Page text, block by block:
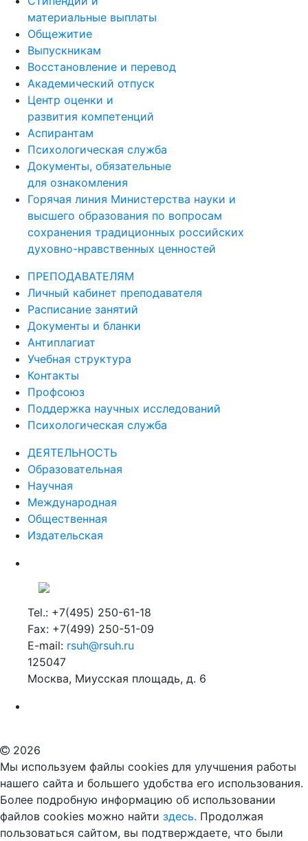
материальные выплаты
Общежитие
Выпускникам
Восстановление и перевод
Академический отпуск
Центр оценки и
развития компетенций
Аспирантам
Психологическая служба
Документы, обязательные
для ознакомления
Горячая линия Министерства науки и
высшего образования по вопросам
сохранения традиционных российских
духовно-нравственных ценностей
ПРЕПОДАВАТЕЛЯМ
Личный кабинет преподавателя
Расписание занятий
Документы и бланки
Антиплагиат
Учебная структура
Контакты
Профсоюз
Поддержка научных исследований
Психологическая служба
ДЕЯТЕЛЬНОСТЬ
Образовательная
Научная
Международная
Общественная
Издательская
Tel.: +7(495) 250-61-18
Fax: +7(499) 250-51-09
E-mail: rsuh@rsuh.ru
125047
Москва, Миусская площадь, д. 6
2026
Мы используем файлы cookies для улучшения работы
нашего сайта и большего удобства его использования.
Более подробную информацию об использовании
файлов cookies можно найти здесь. Продолжая
пользоваться сайтом, вы подтверждаете, что были